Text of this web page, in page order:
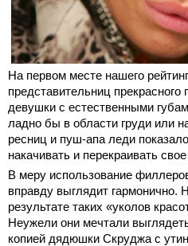
На первом месте нашего
представительниц
девушки с естественными
ладно бы в области груди или
ресниц и пуш-апа леди
накачивать и перекраивать
В меру использование
вправду выглядит
результате таких «уколов
Неужели они мечтали
копией дядюшки Скруджа с